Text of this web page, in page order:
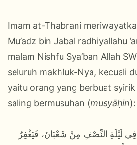
Imam at-Thabrani
Mu’adz bin Jabal radhiyallahu
malam Nishfu Sya’ban Allah
seluruh makhluk-Nya, kecuali
yaitu orang yang berbuat
saling bermusuhan (musyāḥin):
لَيْلَةِ النِّصْفِ مِنْ شَعْبَانَ، فَيَغْفِرُ